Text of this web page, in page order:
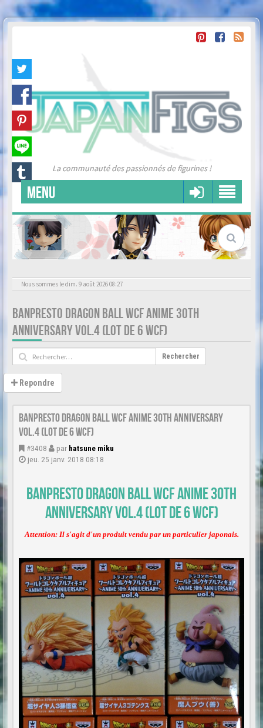
La communauté des passionnés de figurines !
MENU
Nous sommes le dim. 9 août 2026 08:27
BANPRESTO DRAGON BALL WCF ANIME 30TH
ANNIVERSARY VOL.4 (LOT DE 6 WCF)
Rechercher
Repondre
Banpresto Dragon Ball WCF ANIME 30th ANNIVERSARY
vol.4 (Lot de 6 WCF)
#3408 par hatsune miku
jeu. 25 janv. 2018 08:18
Banpresto Dragon Ball WCF ANIME 30th
ANNIVERSARY vol.4 (Lot de 6 WCF)
Attention: Il s'agit d'un produit vendu par un particulier japonais.